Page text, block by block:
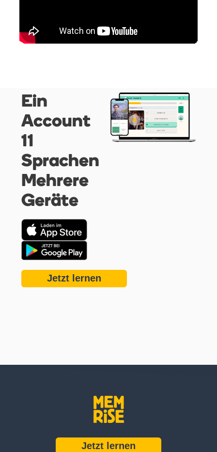
Ein
Account
11
Sprachen
Mehrere
Geräte
Jetzt lernen
Jetzt lernen